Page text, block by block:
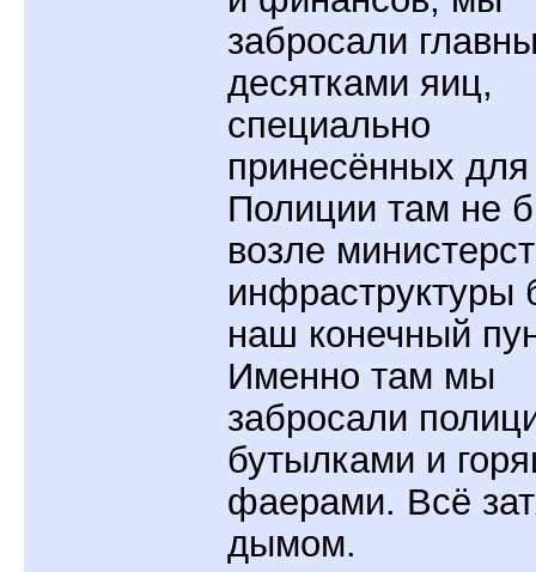
забросали
десятками яиц,
специально
принесённых для
Полиции там не
возле
инфраструктуры
наш конечный
Именно там мы
забросали
бутылками и
фаерами. Всё
дымом.